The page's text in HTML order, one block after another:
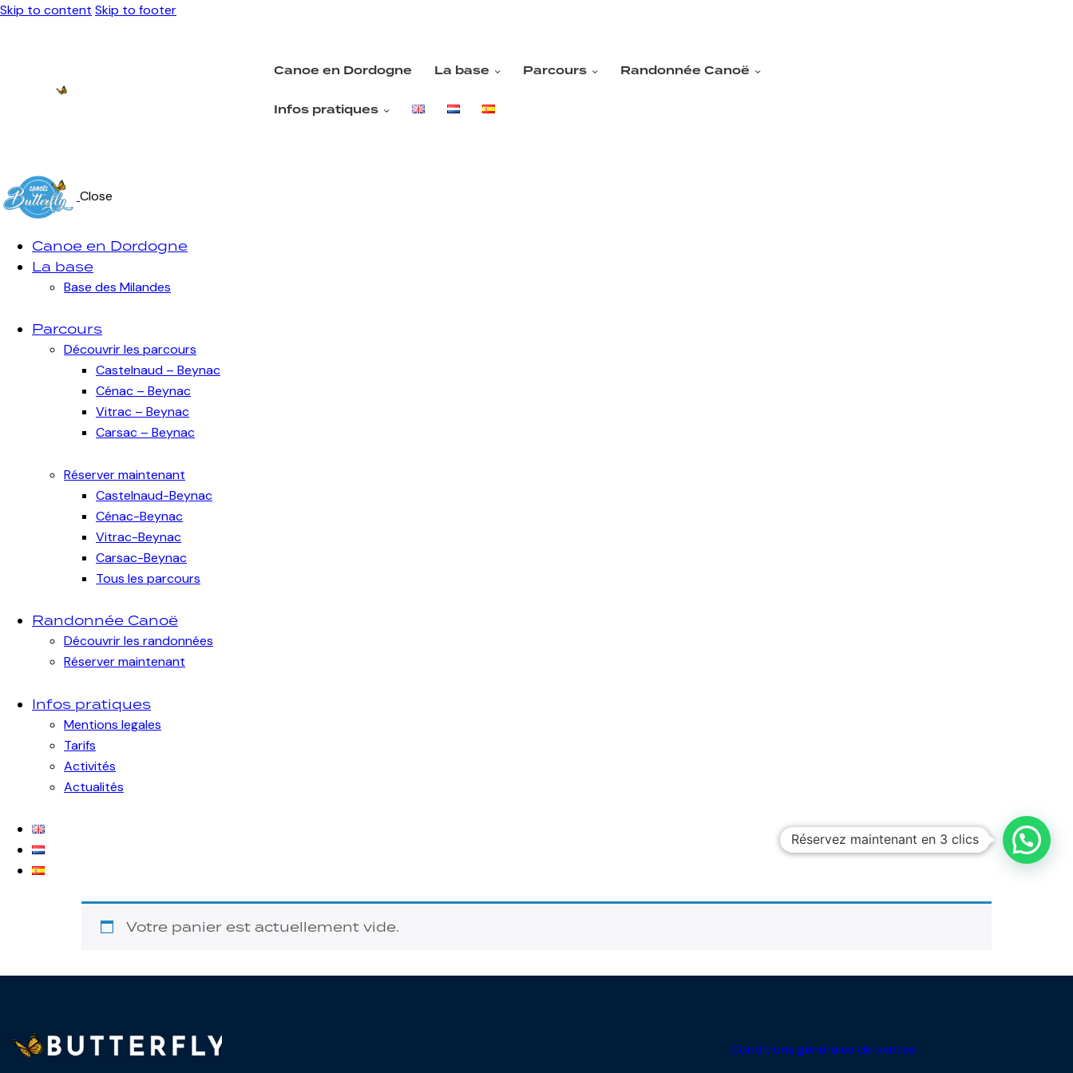
Skip to content Skip to footer
Canoe en Dordogne La base Parcours Randonnée Canoë
Infos pratiques
Close
Canoe en Dordogne
La base
Base des Milandes
Parcours
Découvrir les parcours
Castelnaud – Beynac
Cénac – Beynac
Vitrac – Beynac
Carsac – Beynac
Réserver maintenant
Castelnaud-Beynac
Cénac-Beynac
Vitrac-Beynac
Carsac-Beynac
Tous les parcours
Randonnée Canoë
Découvrir les randonnées
Réserver maintenant
Infos pratiques
Mentions legales
Tarifs
Activités
Actualités
Votre panier est actuellement vide.
Conditions générales de ventes
Réservez maintenant en 3 clics